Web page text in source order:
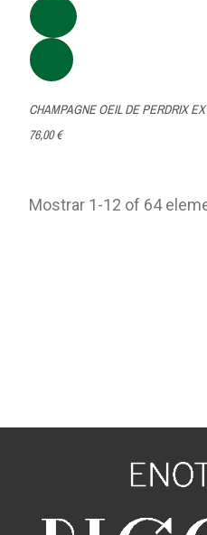
CHAMPAGNE OEIL DE PERDRIX
76,00 €
Mostrar 1-12 of 64